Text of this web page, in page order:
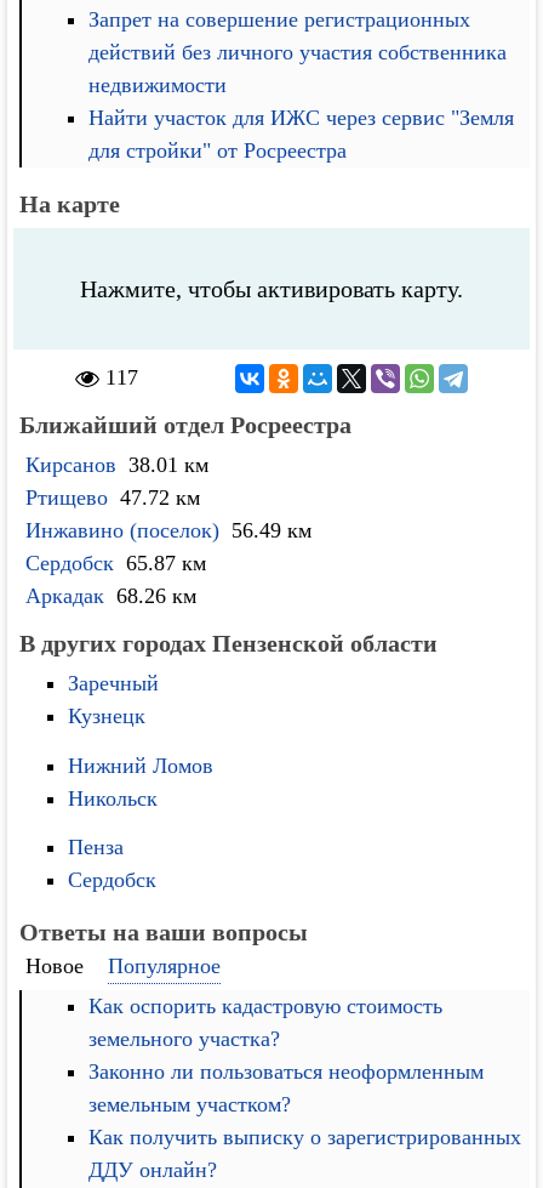
Запрет на совершение регистрационных
действий без личного участия собственника
недвижимости
Найти участок для ИЖС через сервис "Земля
для стройки" от Росреестра
На карте
Нажмите, чтобы активировать карту.
117
Ближайший отдел Росреестра
Кирсанов 38.01 км
Ртищево 47.72 км
Инжавино (поселок) 56.49 км
Сердобск 65.87 км
Аркадак 68.26 км
В других городах Пензенской области
Заречный
Кузнецк
Нижний Ломов
Никольск
Пенза
Сердобск
Ответы на ваши вопросы
Новое
Популярное
Как оспорить кадастровую стоимость
земельного участка?
Законно ли пользоваться неоформленным
земельным участком?
Как получить выписку о зарегистрированных
ДДУ онлайн?